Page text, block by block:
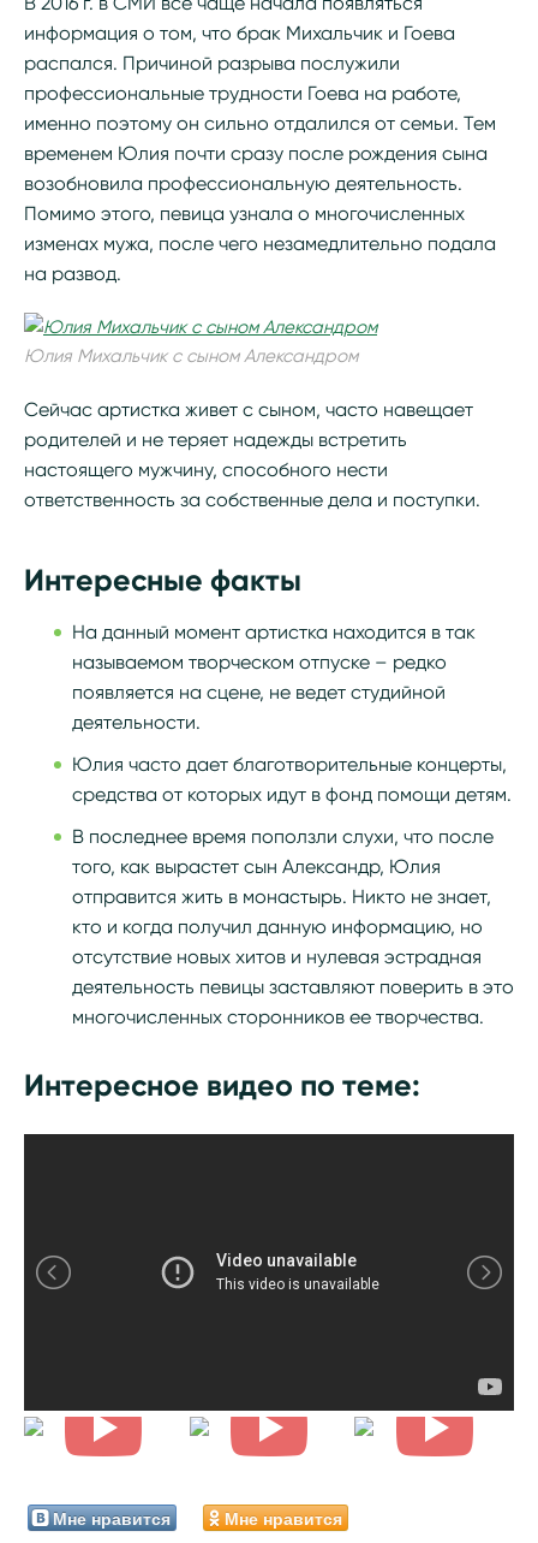
информация о том, что брак Михальчик и Гоева
распался. Причиной разрыва послужили
профессиональные трудности Гоева на работе,
именно поэтому он сильно отдалился от семьи. Тем
временем Юлия почти сразу после рождения сына
возобновила профессиональную деятельность.
Помимо этого, певица узнала о многочисленных
изменах мужа, после чего незамедлительно подала
на развод.
Юлия Михальчик с сыном Александром
Сейчас артистка живет с сыном, часто навещает
родителей и не теряет надежды встретить
настоящего мужчину, способного нести
ответственность за собственные дела и поступки.
Интересные факты
На данный момент артистка находится в так
называемом творческом отпуске – редко
появляется на сцене, не ведет студийной
деятельности.
Юлия часто дает благотворительные концерты,
средства от которых идут в фонд помощи детям.
В последнее время поползли слухи, что после
того, как вырастет сын Александр, Юлия
отправится жить в монастырь. Никто не знает,
кто и когда получил данную информацию, но
отсутствие новых хитов и нулевая эстрадная
деятельность певицы заставляют поверить в это
многочисленных сторонников ее творчества.
Интересное видео по теме:
Мне нравится Мне нравится